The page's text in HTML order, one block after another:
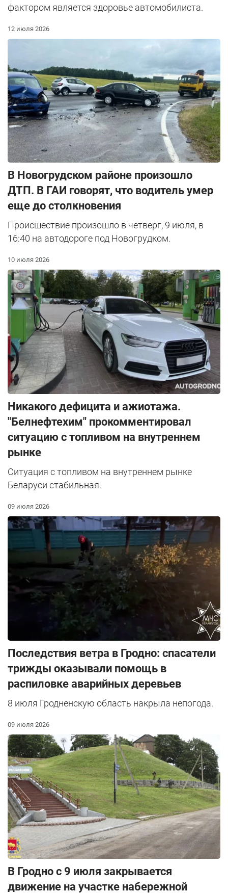
фактором является здоровье автомобилиста.
12 июля 2026
В Новогрудском районе произошло
ДТП. В ГАИ говорят, что водитель умер
еще до столкновения
Происшествие произошло в четверг, 9 июля, в
16:40 на автодороге под Новогрудком.
10 июля 2026
Никакого дефицита и ажиотажа.
"Белнефтехим" прокомментировал
ситуацию с топливом на внутреннем
рынке
Ситуация с топливом на внутреннем рынке
Беларуси стабильная.
09 июля 2026
Последствия ветра в Гродно: спасатели
трижды оказывали помощь в
распиловке аварийных деревьев
8 июля Гродненскую область накрыла непогода.
09 июля 2026
В Гродно с 9 июля закрывается
движение на участке набережной